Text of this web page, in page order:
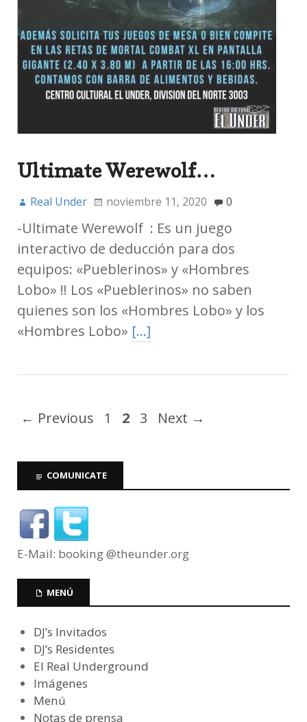
Ultimate Werewolf…
Real Under noviembre 11, 2020 0
-Ultimate Werewolf : Es un juego
interactivo de deducción para dos
equipos: «Pueblerinos» y «Hombres
Lobo» ‼ Los «Pueblerinos» no saben
quienes son los «Hombres Lobo» y los
«Hombres Lobo» […]
← Previous 1 2 3 Next →
COMUNICATE
E-Mail: booking @theunder.org
MENÚ
DJ’s Invitados
DJ’s Residentes
El Real Underground
Imágenes
Menú
Notas de prensa